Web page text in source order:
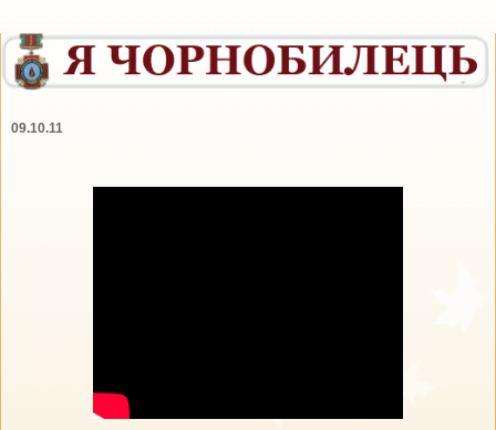
09.10.11